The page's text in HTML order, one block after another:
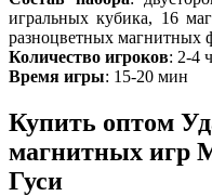
игральных кубика, 16
разноцветных магнитных
Количество игроков: 2-4
Время игры: 15-20 мин
Купить оптом
магнитных игр
Гуси